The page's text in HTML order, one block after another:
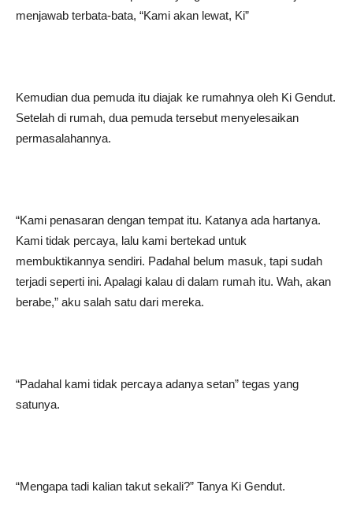
menjawab terbata-bata, “Kami akan lewat, Ki”
Kemudian dua pemuda itu diajak ke rumahnya oleh Ki Gendut.
Setelah di rumah, dua pemuda tersebut menyelesaikan
permasalahannya.
“Kami penasaran dengan tempat itu. Katanya ada hartanya.
Kami tidak percaya, lalu kami bertekad untuk
membuktikannya sendiri. Padahal belum masuk, tapi sudah
terjadi seperti ini. Apalagi kalau di dalam rumah itu. Wah, akan
berabe,” aku salah satu dari mereka.
“Padahal kami tidak percaya adanya setan” tegas yang
satunya.
“Mengapa tadi kalian takut sekali?” Tanya Ki Gendut.